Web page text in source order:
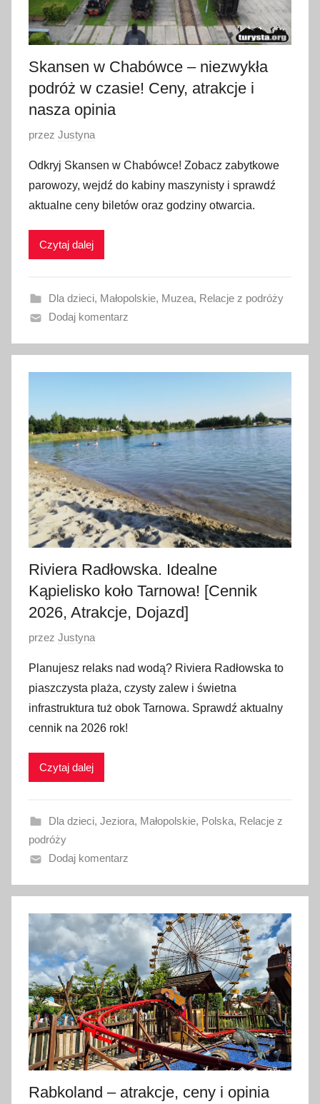
Skansen w Chabówce – niezwykła
podróż w czasie! Ceny, atrakcje i
nasza opinia
O
u
b
l
i
a
n
2
p
c
a
2
0
2
6
przez Justyna
Odkryj Skansen w Chabówce! Zobacz zabytkowe
parowozy, wejdź do kabiny maszynisty i sprawdź
aktualne ceny biletów oraz godziny otwarcia.
Czytaj dalej
Dla dzieci, Małopolskie, Muzea, Relacje z podróży
Dodaj komentarz
Riviera Radłowska. Idealne
Kąpielisko koło Tarnowa! [Cennik
2026, Atrakcje, Dojazd]
O
u
b
l
i
w
n
o
2
c
z
e
r
w
c
a
2
0
2
przez Justyna
Planujesz relaks nad wodą? Riviera Radłowska to
piaszczysta plaża, czysty zalew i świetna
infrastruktura tuż obok Tarnowa. Sprawdź aktualny
cennik na 2026 rok!
Czytaj dalej
Dla dzieci, Jeziora, Małopolskie, Polska, Relacje z
podróży
Dodaj komentarz
Rabkoland – atrakcje, ceny i opinia